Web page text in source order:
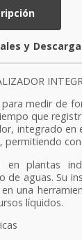
y
para medir de
que
integrado en
permitiendo
en plantas
de aguas. Su
una
líquidos.